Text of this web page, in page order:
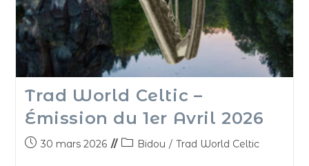
Trad World Celtic –
Émission du 1er Avril 2026
30 mars 2026 Bidou / Trad World Celtic